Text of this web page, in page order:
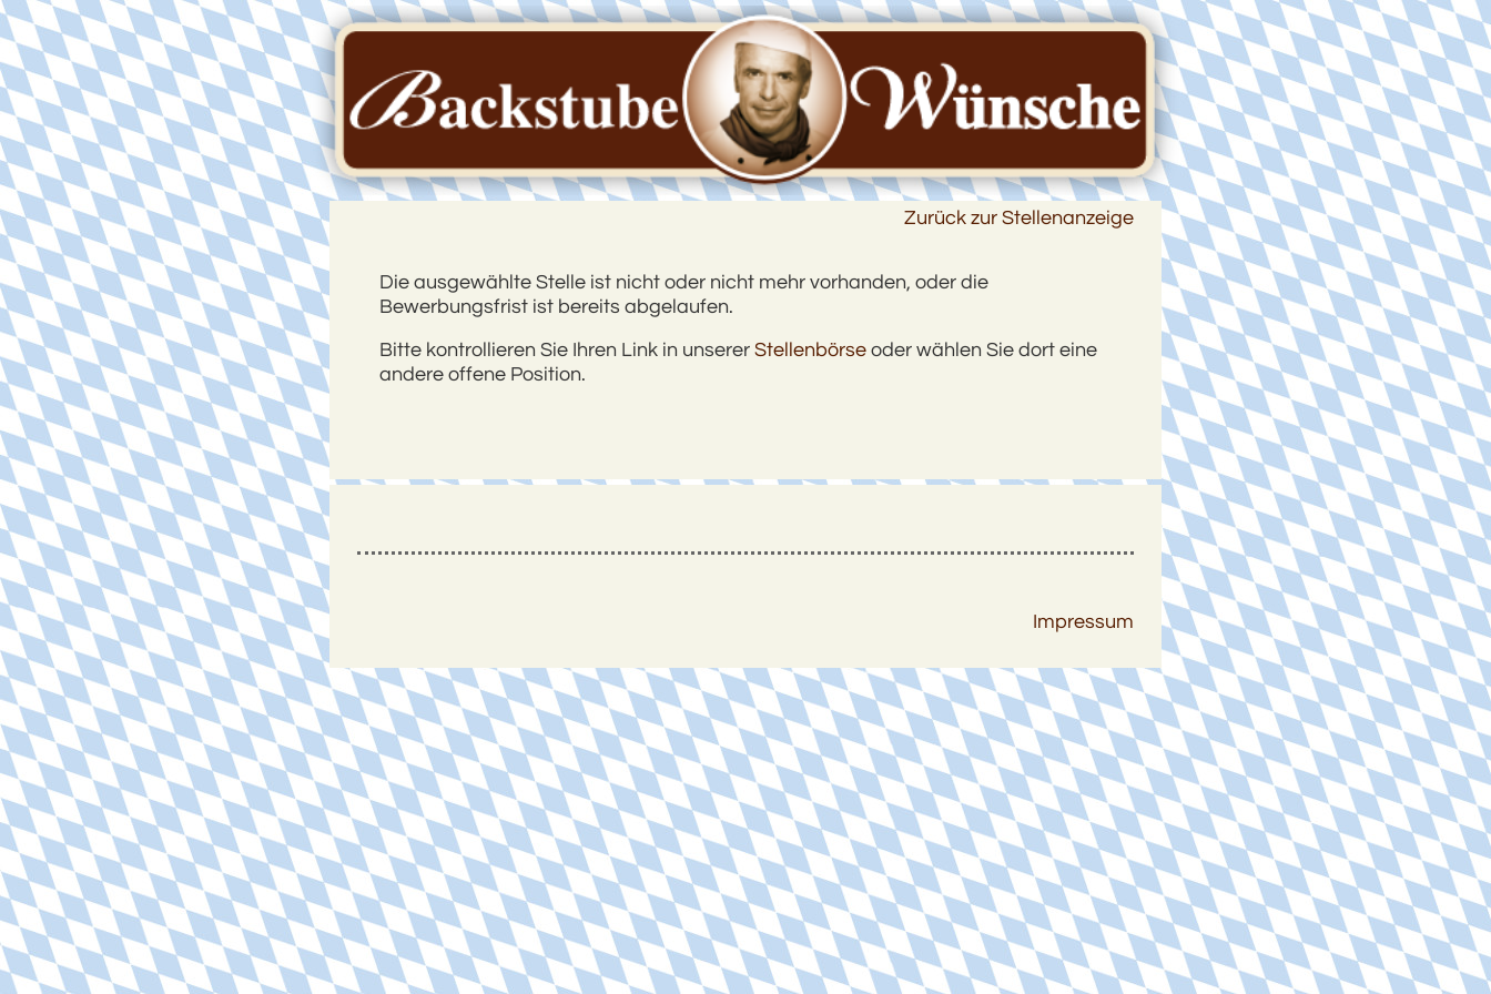
Zurück zur Stellenanzeige
Die ausgewählte Stelle ist nicht oder nicht mehr vorhanden, oder die
Bewerbungsfrist ist bereits abgelaufen.
Bitte kontrollieren Sie Ihren Link in unserer Stellenbörse oder wählen Sie dort eine
andere offene Position.
Impressum